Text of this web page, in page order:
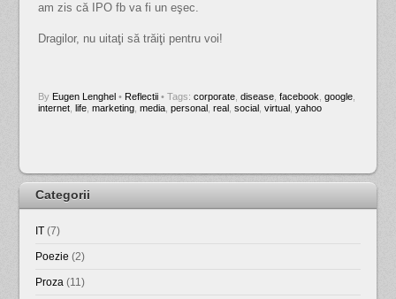
am zis că IPO fb va fi un eşec.
Dragilor, nu uitaţi să trăiţi pentru voi!
By Eugen Lenghel• Reflectii • Tags: corporate, disease, facebook google,
internet, life, marketing, media, personal, real, social, virtual, yahoo
Categorii
IT (7)
Poezie (2)
Proza (11)